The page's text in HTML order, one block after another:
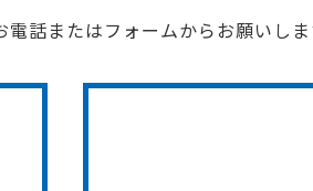
話またはフォームからお願いしま